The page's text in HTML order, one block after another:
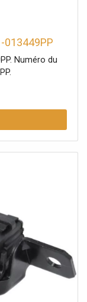
013449PP
Numéro du